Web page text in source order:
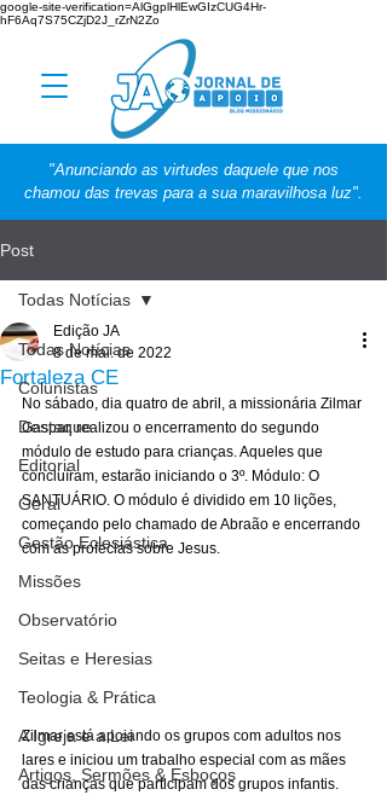
google-site-verification=AlGgplHlEwGIzCUG4Hr-
hF6Aq7S75CZjD2J_rZrN2Zo
"Anunciando as virtudes daquele que nos
chamou das trevas para a sua maravilhosa luz".
Post
Todas Notícias
Colunistas
Destaque
Editorial
Geral
Gestão Eclesiástica
Missões
Observatório
Seitas e Heresias
Teologia & Prática
A Igreja e a Lei
Artigos, Sermões & Esboços
Todas Notícias
Fortaleza CE
Edição JA
8 de mai. de 2022
No sábado, dia quatro de abril, a missionária Zilmar
Gaspar, realizou o encerramento do segundo
módulo de estudo para crianças. Aqueles que
concluíram, estarão iniciando o 3º. Módulo: O
SANTUÁRIO. O módulo é dividido em 10 lições,
começando pelo chamado de Abraão e encerrando
com as profecias sobre Jesus.
Zilmar está apoiando os grupos com adultos nos
lares e iniciou um trabalho especial com as mães
das crianças que participam dos grupos infantis.